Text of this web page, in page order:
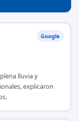
Google
lluvia y
explicaron